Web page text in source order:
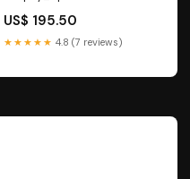
US$ 195.50
★★★★★ 4.8 (7 reviews)